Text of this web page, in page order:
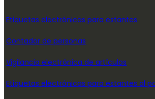
Etiquetas electrónicas para estantes
Contador de personas
Vigilancia electrónica de artículos
Etiquetas electrónicas para estantes al